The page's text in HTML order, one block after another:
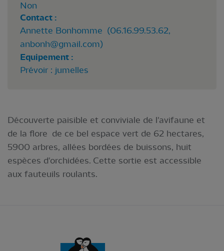
Non
Contact :
Annette Bonhomme (06.16.99.53.62,
anbonh@gmail.com)
Equipement :
Prévoir : jumelles
Découverte paisible et conviviale de l'avifaune et
de la flore de ce bel espace vert de 62 hectares,
5900 arbres, allées bordées de buissons, huit
espèces d'orchidées. Cette sortie est accessible
aux fauteuils roulants.